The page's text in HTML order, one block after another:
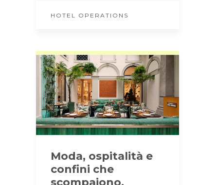
HOTEL OPERATIONS
Moda, ospitalità e
confini che